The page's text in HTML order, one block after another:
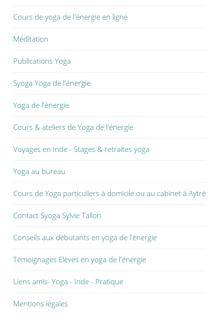
Cours de yoga de l'énergie en ligne
Méditation
Publications Yoga
Syoga Yoga de l'énergie
Yoga de l'énergie
Cours & ateliers de Yoga de l'énergie
Voyages en Inde - Stages & retraites yoga
Yoga au bureau
Cours de Yoga particuliers à domicile ou au cabinet à Aytré
Contact Syoga Sylvie Tallon
Conseils aux débutants en yoga de l'énergie
Témoignages Elèves en yoga de l'énergie
Liens amis- Yoga - Inde - Pratique
Mentions légales